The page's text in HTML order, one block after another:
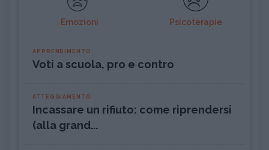
Emozioni Psicoterapie
APPRENDIMENTO
Voti a scuola, pro e contro
ATTEGGIAMENTO
Incassare un rifiuto: come riprendersi
(alla grand...